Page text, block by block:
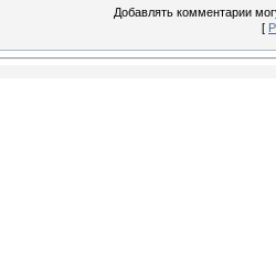
Добавлять комментарии
[